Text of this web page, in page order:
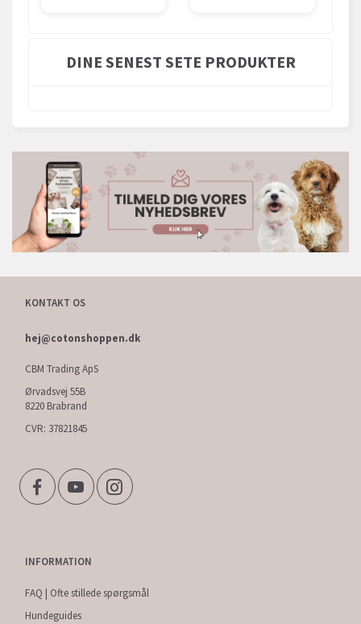
DINE SENEST SETE PRODUKTER
KONTAKT OS
hej@cotonshoppen.dk
CBM Trading ApS
Ørvadsvej 55B
8220 Brabrand
CVR: 37821845
INFORMATION
FAQ | Ofte stillede spørgsmål
Hundeguides